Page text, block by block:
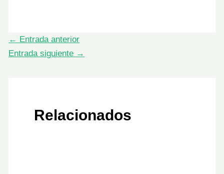
← Entrada anterior
Entrada siguiente →
Relacionados